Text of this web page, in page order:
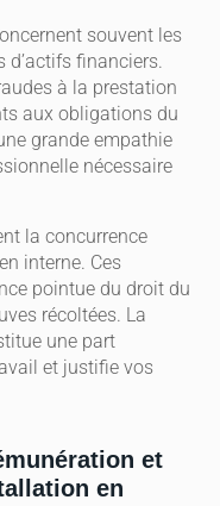
souvent les
d’actifs financiers.
à la prestation
aux obligations du
grande empathie
nécessaire
la concurrence
interne. Ces
pointue du droit du
récoltées. La
une part
et justifie vos
et
en